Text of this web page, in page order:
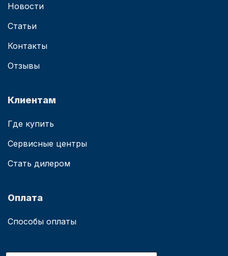
Новости
Статьи
Контакты
Отзывы
Клиентам
Где купить
Сервисные центры
Стать дилером
Оплата
Способы оплаты